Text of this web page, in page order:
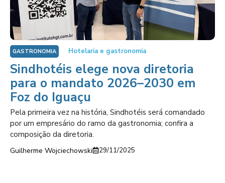
GASTRONOMIA Hotelaria e gastronomia
Sindhotéis elege nova diretoria
para o mandato 2026–2030 em
Foz do Iguaçu
Pela primeira vez na história, Sindhotéis será comandado
por um empresário do ramo da gastronomia; confira a
composição da diretoria.
Guilherme Wojciechowski 29/11/2025